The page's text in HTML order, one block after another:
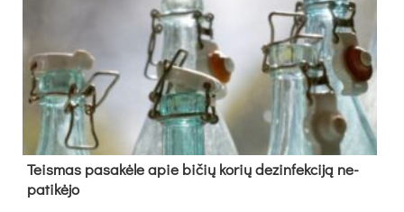
Teis­mas pa­sa­kė­le apie bi­čių ko­rių de­zin­fek­ci­ją ne­
pa­ti­kė­jo